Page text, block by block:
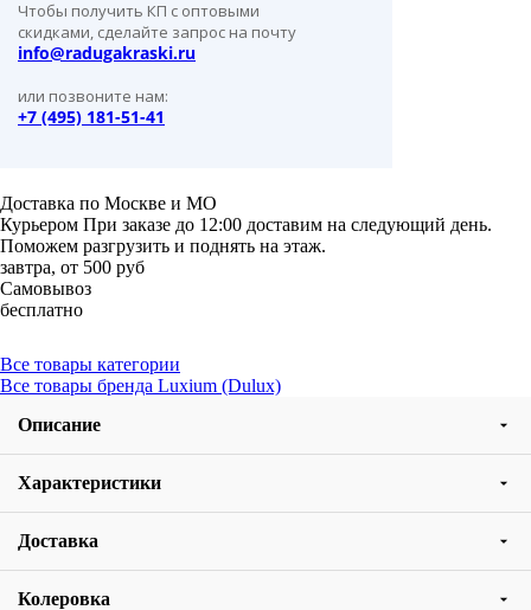
Чтобы получить КП с оптовыми
скидками, сделайте запрос на почту
info@radugakraski.ru
или позвоните нам:
+7 (495) 181-51-41
Доставка по Москве и МО
Курьером При заказе до 12:00 доставим на следующий день.
Поможем разгрузить и поднять на этаж.
завтра, от 500 руб
Самовывоз
бесплатно
Все товары категории
Все товары бренда Luxium (Dulux)
Описание
Характеристики
Доставка
Колеровка